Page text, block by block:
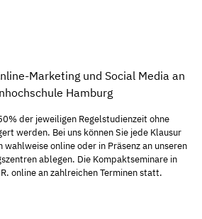
Marketing und Social Media an
Hamburg
der jeweiligen Regelstudienzeit ohne
werden. Bei uns können Sie jede Klausur
online oder in Präsenz an unseren
ablegen. Die Kompaktseminare in
online an zahlreichen Terminen statt.